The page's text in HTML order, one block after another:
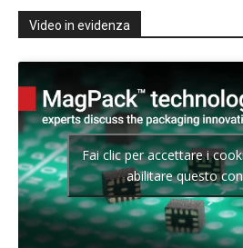
Video in evidenza
Fai clic per accettare i
abilitare questo